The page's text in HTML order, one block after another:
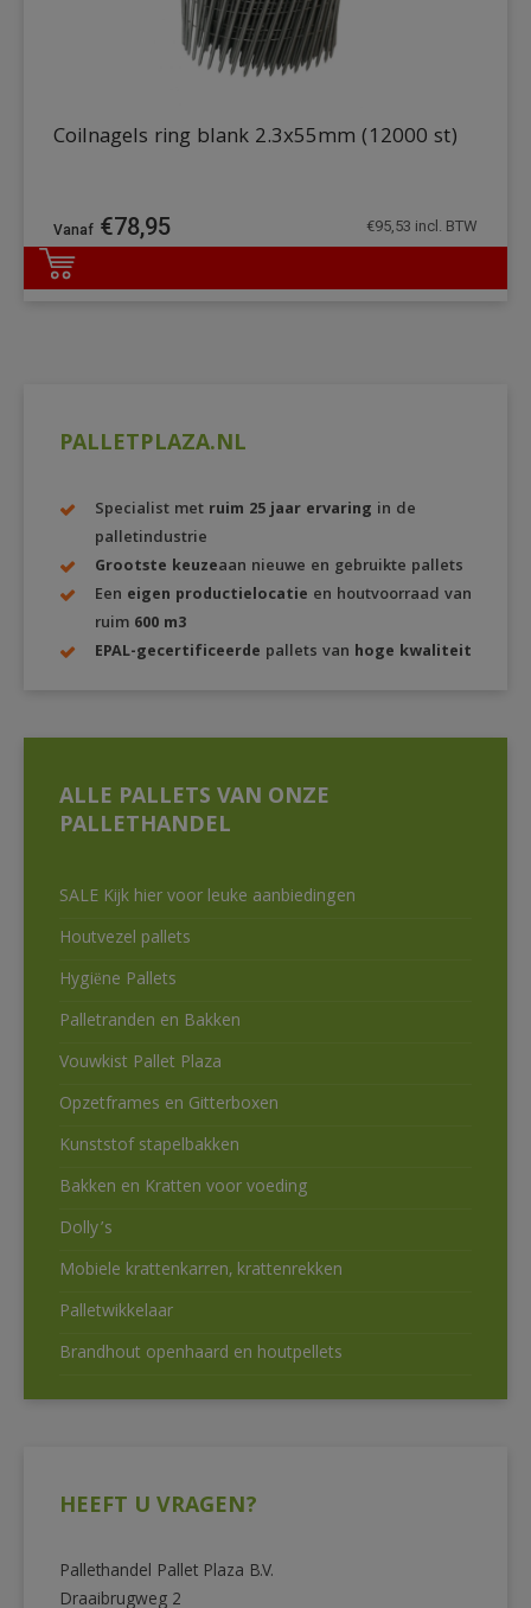
PALLETPLAZA.NL
Specialist met ruim 25 jaar ervaring in de
palletindustrie
Grootste keuzeaan nieuwe en gebruikte pallets
Een eigen productielocatie en houtvoorraad van
ruim 600 m3
EPAL-gecertificeerde pallets van hoge kwaliteit
ALLE PALLETS VAN ONZE
PALLETHANDEL
SALE Kijk hier voor leuke aanbiedingen
Houtvezel pallets
Hygiëne Pallets
Palletranden en Bakken
Vouwkist Pallet Plaza
Opzetframes en Gitterboxen
Kunststof stapelbakken
Bakken en Kratten voor voeding
Dolly’s
Mobiele krattenkarren, krattenrekken
Palletwikkelaar
Brandhout openhaard en houtpellets
HEEFT U VRAGEN?
Pallethandel Pallet Plaza B.V.
Draaibrugweg 2
DETAILS
Coilnagels ring blank 2.3x55mm (12000 st)
€78,95 €95,53 incl. BTW